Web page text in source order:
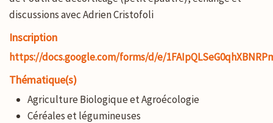
discussions avec Adrien Cristofoli
Inscription
https://docs.google.com/forms/d/e/
Thématique(s)
Agriculture Biologique et Agroécologie
Céréales et légumineuses